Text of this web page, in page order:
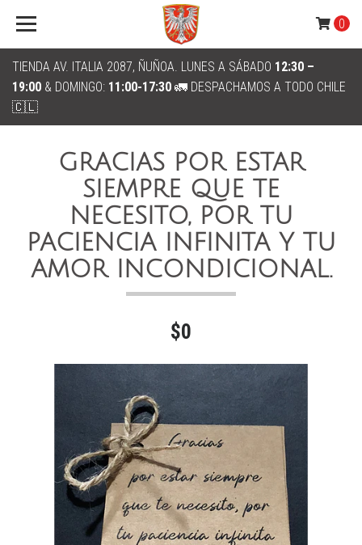
TIENDA AV. ITALIA 2087, ÑUÑOA. LUNES A SÁBADO 12:30 –
19:00 & DOMINGO: 11:00-17:30 🚛 DESPACHAMOS A TODO CHILE
🇨🇱
0
GRACIAS POR ESTAR
SIEMPRE QUE TE
NECESITO, POR TU
PACIENCIA INFINITA Y TU
AMOR INCONDICIONAL.
$0